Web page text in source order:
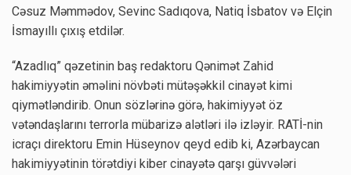
Cəsuz Məmmədov, Sevinc Sadıqova, Natiq İsbatov və Elçin
İsmayıllı çıxış etdilər.
“Azadlıq” qəzetinin baş redaktoru Qənimət Zahid
hakimiyyətin əməlini növbəti mütəşəkkil cinayət kimi
qiymətləndirib. Onun sözlərinə görə, hakimiyyət öz
vətəndaşlarını terrorla mübarizə alətləri ilə izləyir. RATİ-nin
icraçı direktoru Emin Hüseynov qeyd edib ki, Azərbaycan
hakimiyyətinin törətdiyi kiber cinayətə qarşı güvvələri